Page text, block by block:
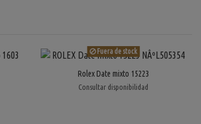
Fuera de stock
Rolex Date mixto 15223
Consultar disponibilidad